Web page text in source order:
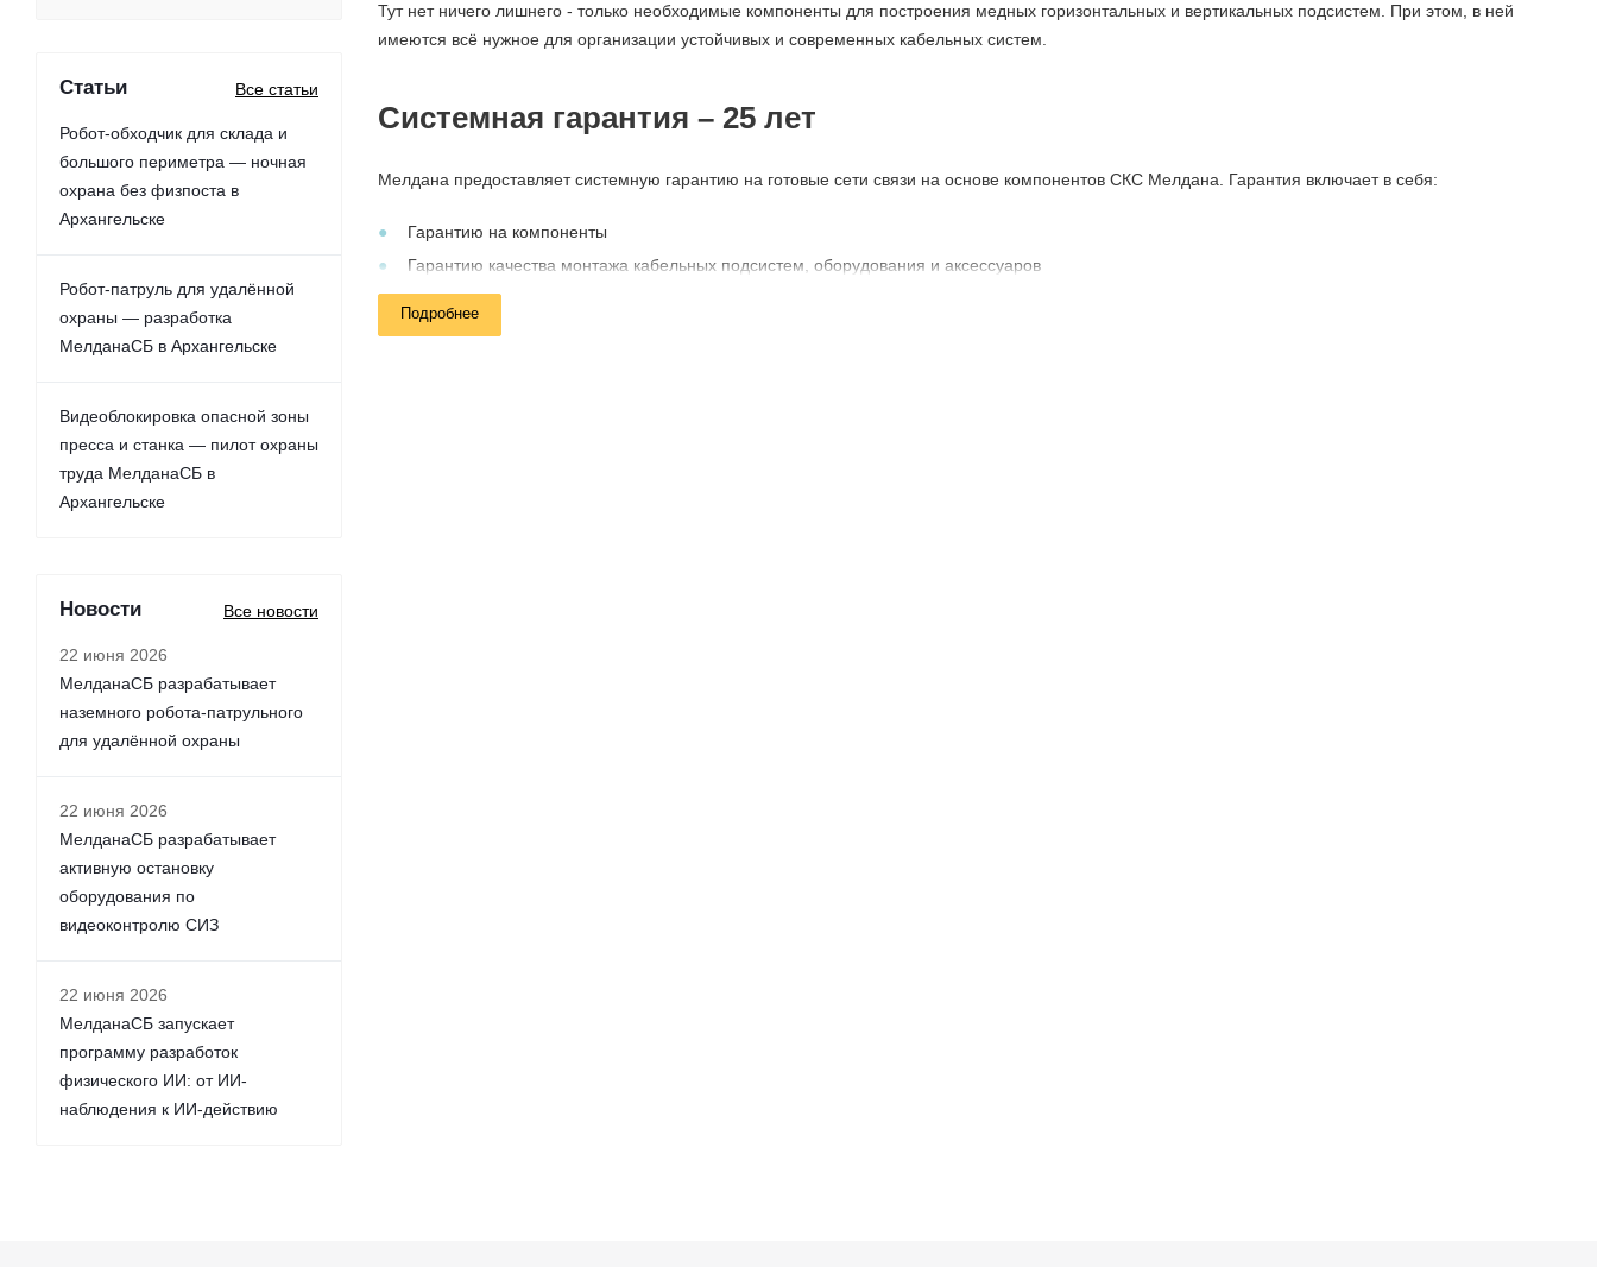
Тут нет ничего лишнего - только необходимые компоненты для построения медных горизонтальных и вертикальных подсистем. При этом, в ней
имеются всё нужное для организации устойчивых и современных кабельных систем.
Системная гарантия – 25 лет
Мелдана предоставляет системную гарантию на готовые сети связи на основе компонентов СКС Мелдана. Гарантия включает в себя:
Гарантию на компоненты
Гарантию качества монтажа кабельных подсистем, оборудования и аксессуаров
Подробнее
Статьи Все статьи
Робот-обходчик для склада и
большого периметра — ночная
охрана без физпоста в
Архангельске
Робот-патруль для удалённой
охраны — разработка
МелданаСБ в Архангельске
Видеоблокировка опасной зоны
пресса и станка — пилот охраны
труда МелданаСБ в
Архангельске
Новости Все новости
22 июня 2026
МелданаСБ разрабатывает
наземного робота-патрульного
для удалённой охраны
22 июня 2026
МелданаСБ разрабатывает
активную остановку
оборудования по
видеоконтролю СИЗ
22 июня 2026
МелданаСБ запускает
программу разработок
физического ИИ: от ИИ-
наблюдения к ИИ-действию